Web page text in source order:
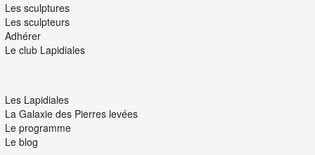
Les sculptures
Les sculpteurs
Adhérer
Le club Lapidiales
Les Lapidiales
La Galaxie des Pierres levées
Le programme
Le blog